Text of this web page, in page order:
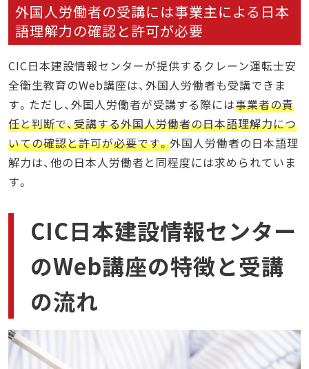
外国人労働者の受講には事業主による日本
語理解力の確認と許可が必要
CIC日本建設情報センターが提供するクレーン運転士安
全衛生教育のWeb講座は、外国人労働者も受講できま
す。ただし、外国人労働者が受講する際には事業者の責
任と判断で、受講する外国人労働者の日本語理解力につ
いての確認と許可が必要です。外国人労働者の日本語理
解力は、他の日本人労働者と同程度には求められていま
す。
CIC日本建設情報センター
のWeb講座の特徴と受講
の流れ